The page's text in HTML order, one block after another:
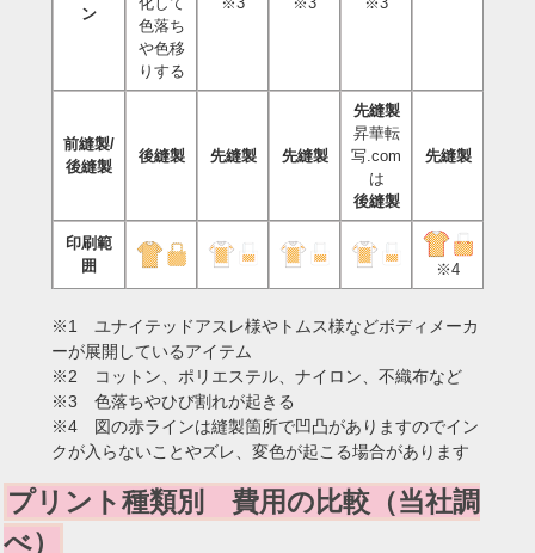
ン
色落ち
や色移
りする
前縫製/
後縫製
後縫製 先縫製 先縫製
先縫製
昇華転
写.com
は
後縫製
先縫製
印刷範
囲
※4
※1 ユナイテッドアスレ様やトムス様などボディメーカ
ーが展開しているアイテム
※2 コットン、ポリエステル、ナイロン、不織布など
※3 色落ちやひび割れが起きる
※4 図の赤ラインは縫製箇所で凹凸がありますのでイン
クが入らないことやズレ、変色が起こる場合があります
プリント種類別 費用の比較（当社調
べ）